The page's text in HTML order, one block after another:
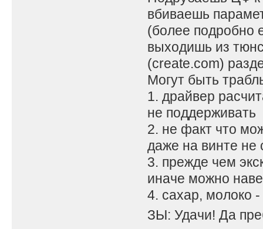
вбиваешь
(более подробно
выходишь из
(create.com)
Могут быть
1. драйвер
не поддерживать
2. не факт что
даже на винте не
3. прежде чем
иначе можно
4. сахар, молоко -
ЗЫ: Удачи! Да